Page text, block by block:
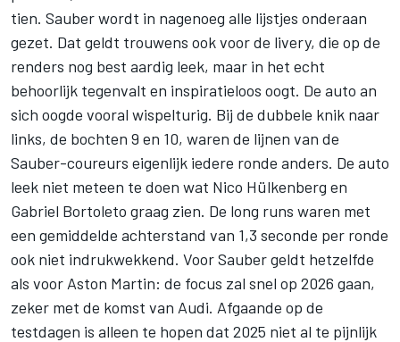
tien. Sauberwordt in nagenoeg alle lijstjes onderaan
gezet. Dat geldt trouwens ook voor de livery, die op de
renders nog best aardig leek, maar in het echt
behoorlijk tegenvalt en inspiratieloos oogt. De auto an
sich oogde vooral wispelturig. Bij de dubbele knik naar
links, de bochten 9 en 10, waren de lijnen van de
Sauber-coureurs eigenlijk iedere ronde anders. De auto
leek niet meteen te doen wat Nico Hülkenberg en
Gabriel Bortoleto graag zien. De long runs waren met
een gemiddelde achterstand van 1,3 seconde per ronde
ook niet indrukwekkend. Voor Sauber geldt hetzelfde
als voor Aston Martin: de focus zal snel op 2026 gaan,
zeker met de komst van Audi. Afgaande op de
testdagen is alleen te hopen dat 2025 niet al te pijnlijk